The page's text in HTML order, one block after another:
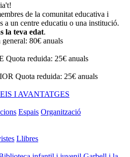
de la comunitat educativa i
a un centre educatiu o una institució.
la teva edat.
general: 80€ anuals
Quota reduida: 25€ anuals
Quota reduida: 25€ anuals
I AVANTATGES
Espais Organització
Llibres